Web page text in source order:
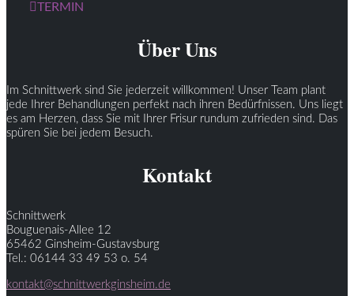
TERMIN
Über Uns
Im Schnittwerk sind Sie jederzeit willkommen! Unser Team plant
jede Ihrer Behandlungen perfekt nach ihren Bedürfnissen. Uns liegt
es am Herzen, dass Sie mit Ihrer Frisur rundum zufrieden sind. Das
spüren Sie bei jedem Besuch.
Kontakt
Schnittwerk
Bouguenais-Allee 12
65462 Ginsheim-Gustavsburg
Tel.: 06144 33 49 53 o. 54
kontakt@schnittwerkginsheim.de